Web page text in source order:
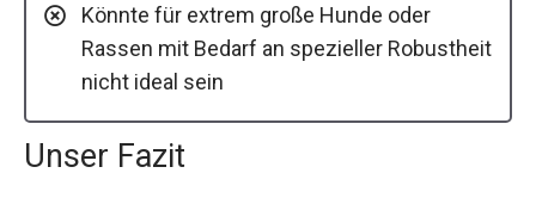
Könnte für extrem große Hunde oder
Rassen mit Bedarf an spezieller Robustheit
nicht ideal sein
Unser Fazit